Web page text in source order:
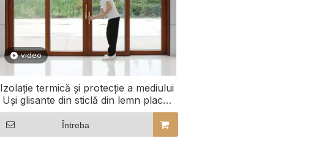
video
Izolație termică și protecție a mediului
Uși glisante din sticlă din lemn placat
cu aluminiu
Întreba